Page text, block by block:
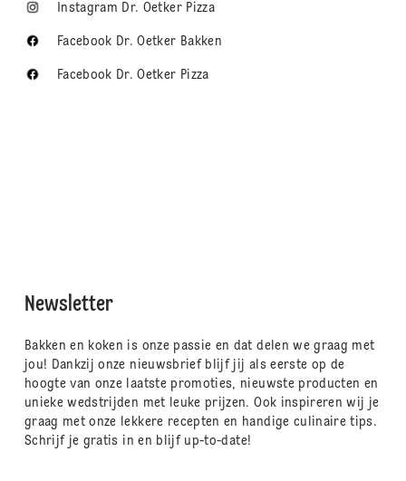
Instagram Dr. Oetker Pizza
Facebook Dr. Oetker Bakken
Facebook Dr. Oetker Pizza
Newsletter
Bakken en koken is onze passie en dat delen we graag met
jou! Dankzij onze nieuwsbrief blijf jij als eerste op de
hoogte van onze laatste promoties, nieuwste producten en
unieke wedstrijden met leuke prijzen. Ook inspireren wij je
graag met onze lekkere recepten en handige culinaire tips.
Schrijf je gratis in en blijf up-to-date!